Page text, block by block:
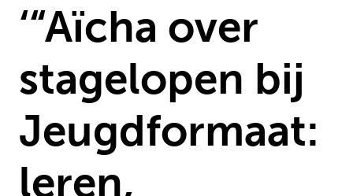
‘“Aïcha over
stagelopen bij
Jeugdformaat:
leren,